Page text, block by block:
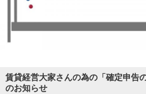
賃貸経営大家さんの為の「確定申告
のお知らせ